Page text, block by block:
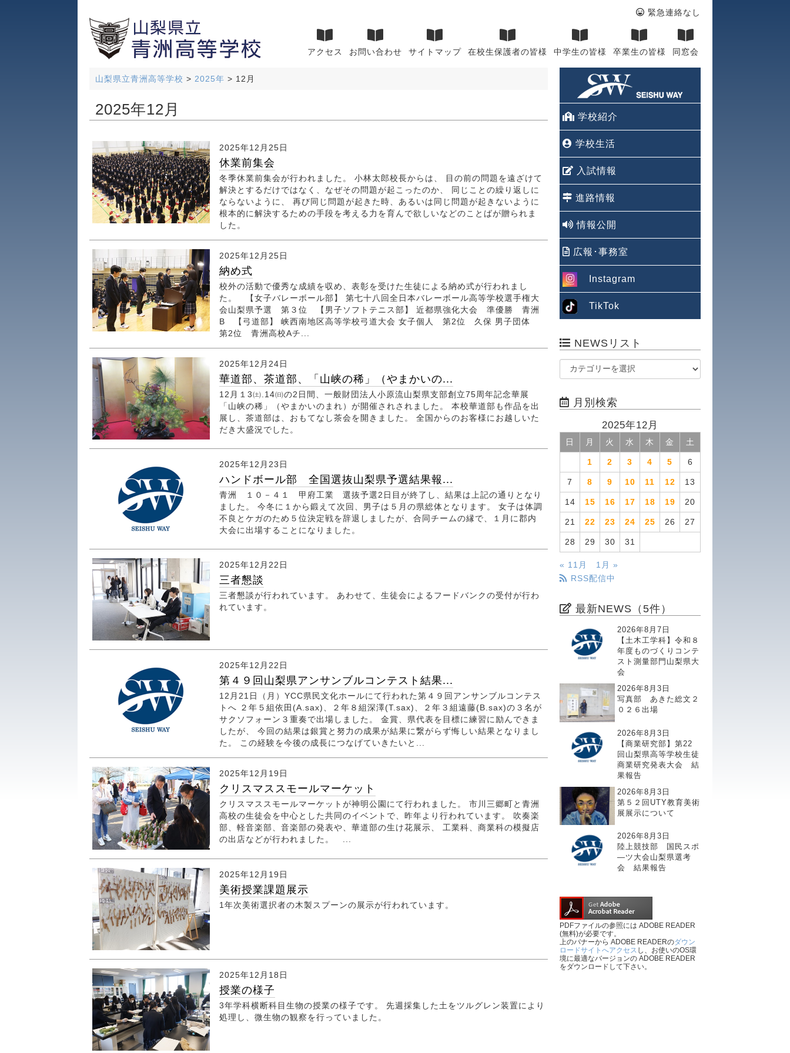
緊急連絡なし
アクセス お問い合わせ サイトマップ 在校生保護者の皆様 中学生の皆様 卒業生の皆様 同窓会
山梨県立青洲高等学校 > 2025年 > 12月
2025年12月
2025年12月25日
休業前集会
冬季休業前集会が行われました。 小林太郎校長からは、 目の前の問題を遠ざけて
解決とするだけではなく、なぜその問題が起こったのか、 同じことの繰り返しに
ならないように、 再び同じ問題が起きた時、あるいは同じ問題が起きないように
根本的に解決するための手段を考える力を育んで欲しいなどのことばが贈られま
した。
2025年12月25日
納め式
校外の活動で優秀な成績を収め、表彰を受けた生徒による納め式が行われまし
た。 【女子バレーボール部】 第七十八回全日本バレーボール高等学校選手権大
会山梨県予選 第３位 【男子ソフトテニス部】 近都県強化大会 準優勝 青洲
B 【弓道部】 峡西南地区高等学校弓道大会 女子個人 第2位 久保 男子団体
第2位 青洲高校Aチ...
2025年12月24日
華道部、茶道部、「山峡の稀」（やまかいの...
12月１3㈯.14㈰の2日間、一般財団法人小原流山梨県支部創立75周年記念華展
「山峡の稀」（やまかいのまれ）が開催されされました。 本校華道部も作品を出
展し、茶道部は、おもてなし茶会を開きました。 全国からのお客様にお越しいた
だき大盛況でした。
2025年12月23日
ハンドボール部 全国選抜山梨県予選結果報...
青洲 １０－４１ 甲府工業 選抜予選2日目が終了し、結果は上記の通りとなり
ました。 今冬に１から鍛えて次回、男子は５月の県総体となります。 女子は体調
不良とケガのため５位決定戦を辞退しましたが、合同チームの縁で、１月に郡内
大会に出場することになりました。
2025年12月22日
三者懇談
三者懇談が行われています。 あわせて、生徒会によるフードバンクの受付が行わ
れています。
2025年12月22日
第４９回山梨県アンサンブルコンテスト結果...
12月21日（月）YCC県民文化ホールにて行われた第４９回アンサンブルコンテス
トへ ２年５組依田(A.sax)、２年８組深澤(T.sax)、２年３組遠藤(B.sax)の３名が
サクソフォーン３重奏で出場しました。 金賞、県代表を目標に練習に励んできま
したが、 今回の結果は銀賞と努力の成果が結果に繋がらず悔しい結果となりまし
た。 この経験を今後の成長につなげていきたいと...
2025年12月19日
クリスマススモールマーケット
クリスマススモールマーケットが神明公園にて行われました。 市川三郷町と青洲
高校の生徒会を中心とした共同のイベントで、昨年より行われています。 吹奏楽
部、軽音楽部、音楽部の発表や、華道部の生け花展示、 工業科、商業科の模擬店
の出店などが行われました。 ...
2025年12月19日
美術授業課題展示
1年次美術選択者の木製スプーンの展示が行われています。
2025年12月18日
授業の様子
3年学科横断科目生物の授業の様子です。 先週採集した土をツルグレン装置により
処理し、微生物の観察を行っていました。
学校紹介
学校生活
入試情報
進路情報
情報公開
広報･事務室
Instagram
TikTok
NEWSリスト
月別検索
2025年12月
日 月 火 水 木 金 土
1 2 3 4 5 6
7 8 9 10 11 12 13
14 15 16 17 18 19 20
21 22 23 24 25 26 27
28 29 30 31
« 11月
1月 »
RSS配信中
最新NEWS（5件）
2026年8月7日
【土木工学科】令和８
年度ものづくりコンテ
スト測量部門山梨県大
会
2026年8月3日
写真部 あきた総文２
０２６出場
2026年8月3日
【商業研究部】第22
回山梨県高等学校生徒
商業研究発表大会 結
果報告
2026年8月3日
第５２回UTY教育美術
展展示について
2026年8月3日
陸上競技部 国民スポ
―ツ大会山梨県選考
会 結果報告
PDFファイルの参照には ADOBE READER
(無料)が必要です。
上のバナーから ADOBE READERのダウン
ロードサイトへアクセス し、お使いのOS環
境に最適なバージョンの ADOBE READER
をダウンロードして下さい。